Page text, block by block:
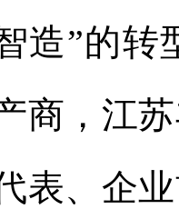
造”的
商，江
表、企